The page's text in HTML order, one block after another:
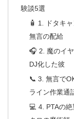
験談5選
🧴 1. ドタキ
無言の配給
🎧 2. 魔のイ
DJ化した彼
📞 3. 無言で
ライン作業通
💻 4. PTAの